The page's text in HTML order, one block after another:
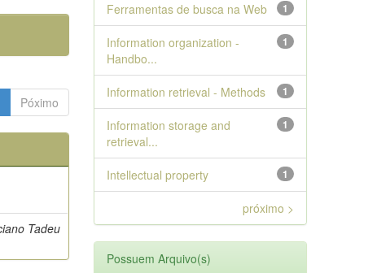
Póximo
Tadeu
1
Ferramentas de busca na Web
1
Information organization -
Handbo...
1
Information retrieval - Methods
1
Information storage and
retrieval...
1
Intellectual property
próximo >
Possuem Arquivo(s)